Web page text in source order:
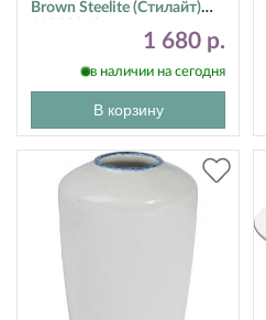
Brown Steelite (Стилайт)
1 680 р.
в наличии на сегодня
В корзину